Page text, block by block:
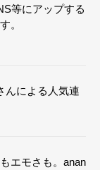
等にアップする
。
んによる人気連
エモさも。anan